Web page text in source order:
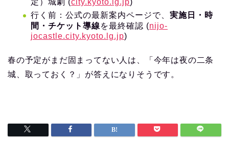
行く前：公式の最新案内ページで、 実施日・時
間・チケット導線を最終確認 (nijo-
jocastle.city.kyoto.lg.jp)
春の予定がまだ固まってない人は、「今年は夜の二条
城、取っておく？」が答えになりそうです。